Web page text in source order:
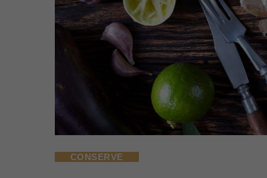
CONSERVE